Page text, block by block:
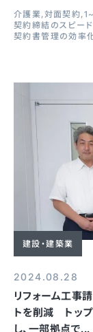
介護業 対面契約
契約締結のスピード
契約書管理の効率
建設・建築業
2024.08.28
リフォーム工事
トを削減 トッ
し、一部拠点で...